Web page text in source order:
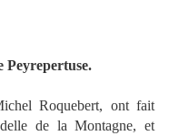
Peyrepertuse.
Roquebert, ont fait
de la Montagne, et